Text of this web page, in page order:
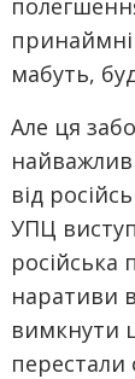
мабуть,
Але ця
від
УПЦ
російська
наративи
вимкнути
перестали